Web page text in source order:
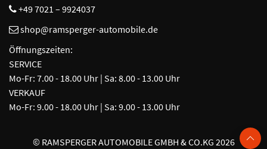
+49 7021 – 9924037
shop@ramsperger-automobile.de
Öffnungszeiten:
SERVICE
Mo-Fr: 7.00 - 18.00 Uhr | Sa: 8.00 - 13.00 Uhr
VERKAUF
Mo-Fr: 9.00 - 18.00 Uhr | Sa: 9.00 - 13.00 Uhr
© RAMSPERGER AUTOMOBILE GMBH & CO.KG 2026